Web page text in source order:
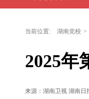
当前位置: 湖南党校 >
2025年
来源：湖南卫视 湖南日